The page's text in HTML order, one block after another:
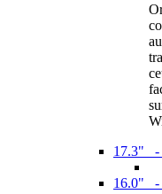
17.3" -
16.0" -